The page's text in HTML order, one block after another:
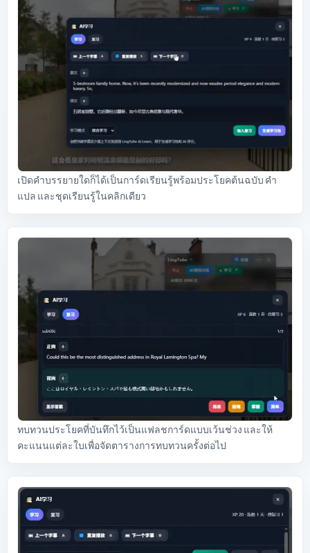
เปิดคำบรรยายใดก็ได้เป็นการ์ดเรียนรู้พร้อมประโยคต้นฉบับ คำ
แปล และชุดเรียนรู้ในคลิกเดียว
ทบทวนประโยคที่บันทึกไว้เป็นแฟลชการ์ดแบบเว้นช่วง และให้
คะแนนแต่ละใบเพื่อจัดตารางการทบทวนครั้งต่อไป